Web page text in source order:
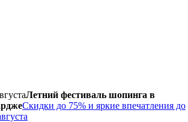
Летний фестиваль шопинга в
Скидки до 75% и яркие впечатления до